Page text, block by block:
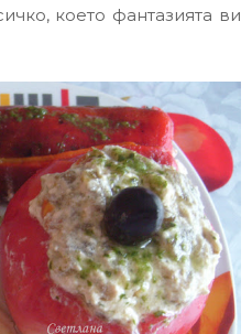
което фантазията ви